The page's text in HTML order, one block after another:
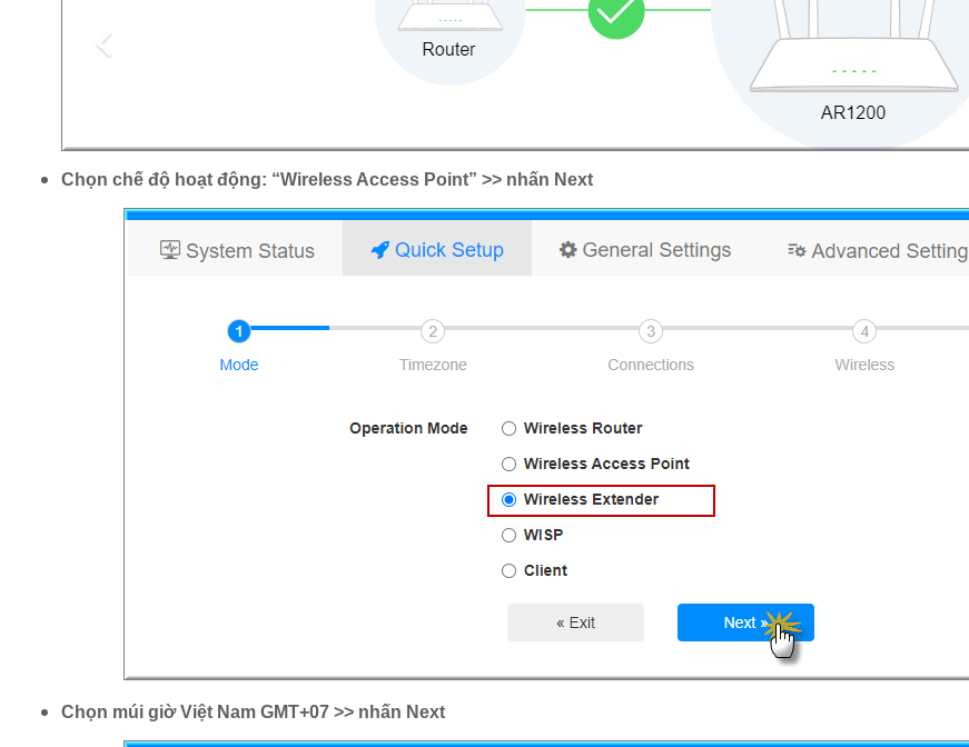
Chọn chế độ hoạt động: “Wireless Access Point” >> nhấn Next
Chọn múi giờ Việt Nam GMT+07 >> nhấn Next